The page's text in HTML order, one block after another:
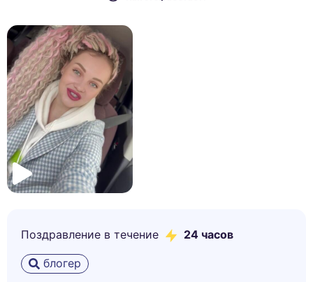
Поздравление в течение 24 часов
блогер